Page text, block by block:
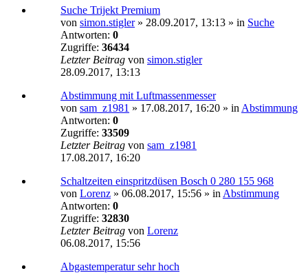
Suche Trijekt Premium
von simon.stigler» 28.09.2017, 13:13 » in Suche
Antworten: 0
Zugriffe: 36434
Letzter Beitrag von simon.stigler
28.09.2017, 13:13
Abstimmung mit Luftmassenmesser
von sam_z1981 » 17.08.2017, 16:20 » in Abstimmung
Antworten: 0
Zugriffe: 33509
Letzter Beitrag von sam_z1981
17.08.2017, 16:20
Schaltzeiten einspritzdüsen Bosch 0 280 155 968
von Lorenz » 06.08.2017, 15:56 » in Abstimmung
Antworten: 0
Zugriffe: 32830
Letzter Beitrag von Lorenz
06.08.2017, 15:56
Abgastemperatur sehr hoch